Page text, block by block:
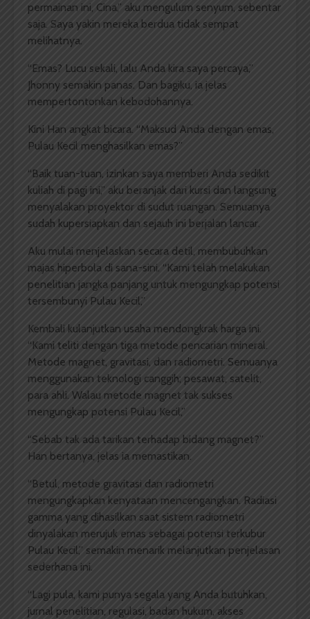
permainan ini, Cina,” aku mengulum senyum, sebentar
saja. Saya yakin mereka berdua tidak sempat
melihatnya.
“Emas? Lucu sekali, lalu Anda kira saya percaya,”
Jhonny semakin panas. Dan bagiku, ia jelas
mempertontonkan kebodohannya.
Kini Han angkat bicara. “Maksud Anda dengan emas,
Pulau Kecil menghasilkan emas?”
“Baik tuan-tuan, izinkan saya memberi Anda sedikit
kuliah di pagi ini,” aku beranjak dari kursi dan langsung
menyalakan proyektor di sudut ruangan. Semuanya
sudah kupersiapkan dan sejauh ini berjalan lancar.
Aku mulai menjelaskan secara detil, membubuhkan
majas hiperbola di sana-sini. “Kami telah melakukan
penelitian jangka panjang untuk mengungkap potensi
tersembunyi Pulau Kecil,”
Kembali kulanjutkan usaha mendongkrak harga ini.
“Kami teliti dengan tiga metode pencarian mineral.
Metode magnet, gravitasi, dan radiometri. Semuanya
menggunakan teknologi canggih; pesawat, satelit,
para ahli. Walau metode magnet tak sukses
mengungkap potensi Pulau Kecil,”
“Sebab tak ada tarikan terhadap bidang magnet?”
Han bertanya, jelas ia memastikan.
“Betul, metode gravitasi dan radiometri
mengungkapkan kenyataan mencengangkan. Radiasi
gamma yang dihasilkan saat sistem radiometri
dinyalakan merujuk emas sebagai potensi terkubur
Pulau Kecil,” semakin menarik melanjutkan penjelasan
sederhana ini.
“Lagi pula, kami punya segala yang Anda butuhkan,
jurnal penelitian, regulasi, badan hukum, akses